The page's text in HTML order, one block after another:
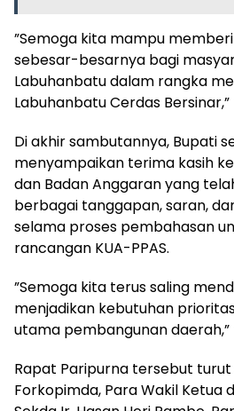
​”Semoga kita mampu
sebesar-besarnya bagi
Labuhanbatu dalam rangka
Labuhanbatu Cerdas
​Di akhir sambutannya, Bupati
menyampaikan terima kasih
dan Badan Anggaran yang
berbagai tanggapan, saran,
selama proses pembahasan
rancangan KUA-PPAS.
​”Semoga kita terus saling
menjadikan kebutuhan
utama pembangunan
​Rapat Paripurna tersebut turut
Forkopimda, Para Wakil Ketua